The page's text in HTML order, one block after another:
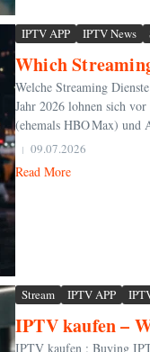
IPTV APP IPTV News
Which
Welche Streaming
Jahr 2026 lohnen sich
(ehemals HBO Max) und
09.07.2026
Read More
Stream IPTV APP
IPTV kaufen –
IPTV kaufen : Buying